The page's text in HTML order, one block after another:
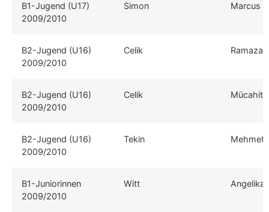
B1-Jugend (U17)
2009/2010
Simon Marcus
B2-Jugend (U16)
2009/2010
Celik Ramazan
B2-Jugend (U16)
2009/2010
Celik Mücahit
B2-Jugend (U16)
2009/2010
Tekin Mehmet
B1-Juniorinnen
2009/2010
Witt Angelika